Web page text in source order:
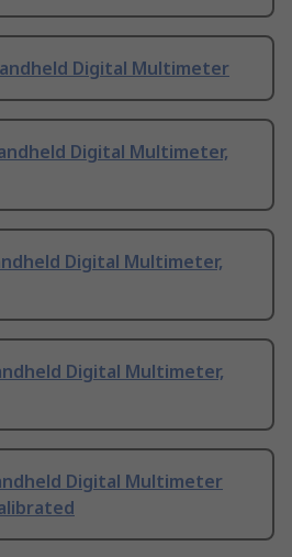
Digital Multimeter
Digital Multimeter,
Digital Multimeter,
Digital Multimeter,
Digital Multimeter